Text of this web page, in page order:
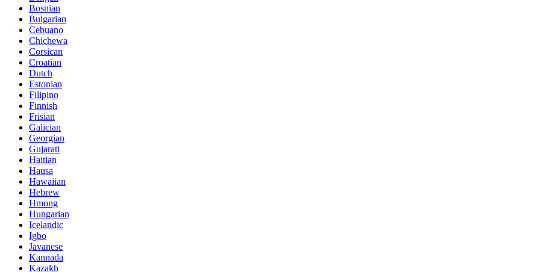
Bosnian
Bulgarian
Cebuano
Chichewa
Corsican
Croatian
Dutch
Estonian
Filipino
Finnish
Frisian
Galician
Georgian
Gujarati
Haitian
Hausa
Hawaiian
Hebrew
Hmong
Hungarian
Icelandic
Igbo
Javanese
Kannada
Kazakh